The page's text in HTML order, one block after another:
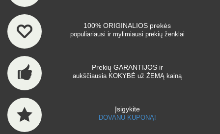
100% ORIGINALIOS prekės
populiariausi ir mylimiausi prekių ženklai
Prekių GARANTIJOS ir
aukščiausia KOKYBĖ už ŽEMĄ kainą
Įsigykite
DOVANŲ KUPONĄ!